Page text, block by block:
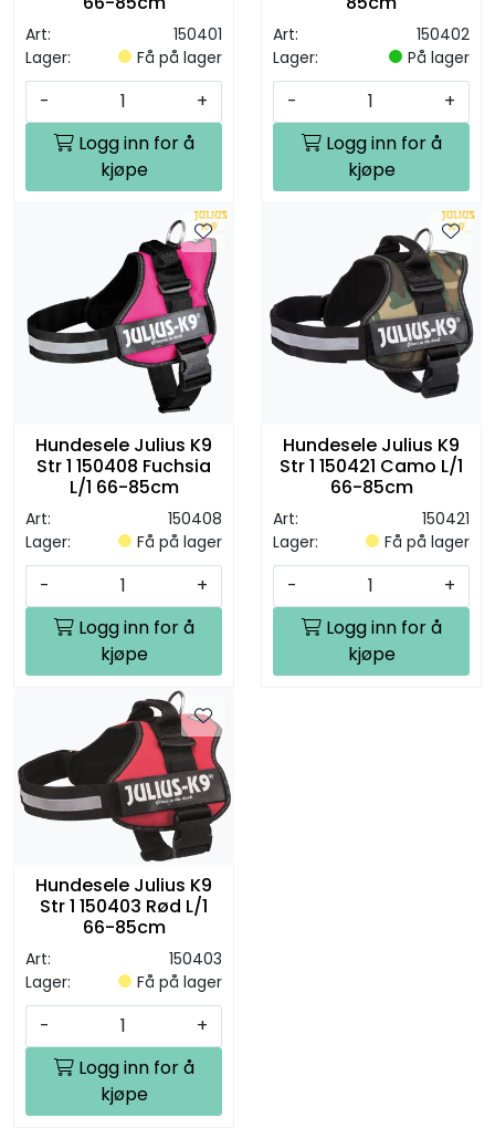
Art:
150401
Lager:
Få på lager
-
+
Logg inn for å
kjøpe
Art:
150402
Lager:
På lager
-
+
Logg inn for å
kjøpe
Hundesele Julius K9
Str 1 150408 Fuchsia
L/1 66-85cm
Art:
150408
Lager:
Få på lager
-
+
Logg inn for å
kjøpe
Hundesele Julius K9
Str 1 150421 Camo L/1
66-85cm
Art:
150421
Lager:
Få på lager
-
+
Logg inn for å
kjøpe
Hundesele Julius K9
Str 1 150403 Rød L/1
66-85cm
Art:
150403
Lager:
Få på lager
-
+
Logg inn for å
kjøpe